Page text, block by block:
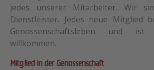
jedes unserer Mitarbeiter. Wir
Dienstleister. Jedes neue Mitglied
Genossenschaftsleben und
willkommen.
Mitglied in der Genossenschaft